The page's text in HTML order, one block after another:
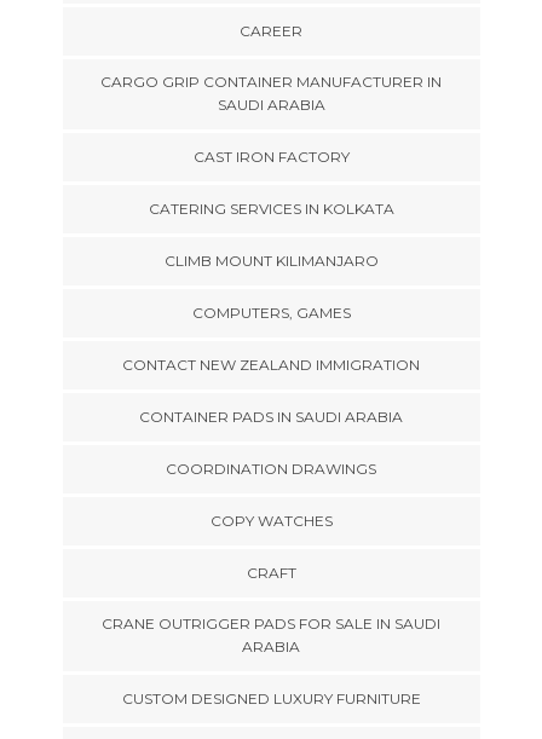
CAREER
CARGO GRIP CONTAINER MANUFACTURER IN
SAUDI ARABIA
CAST IRON FACTORY
CATERING SERVICES IN KOLKATA
CLIMB MOUNT KILIMANJARO
COMPUTERS, GAMES
CONTACT NEW ZEALAND IMMIGRATION
CONTAINER PADS IN SAUDI ARABIA
COORDINATION DRAWINGS
COPY WATCHES
CRAFT
CRANE OUTRIGGER PADS FOR SALE IN SAUDI
ARABIA
CUSTOM DESIGNED LUXURY FURNITURE